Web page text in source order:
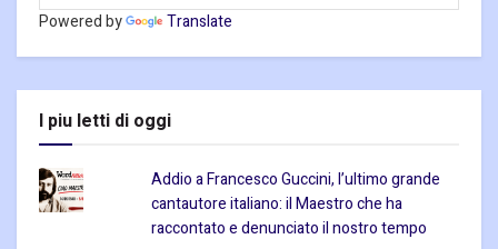
Powered by Translate
I piu letti di oggi
Addio a Francesco Guccini, l’ultimo grande
cantautore italiano: il Maestro che ha
raccontato e denunciato il nostro tempo